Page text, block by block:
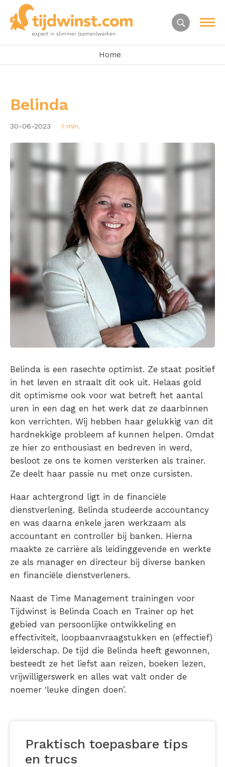
Home
Belinda
30-06-2023 1 min.
Belinda is een rasechte optimist. Ze staat positief
in het leven en straalt dit ook uit. Helaas gold
dit optimisme ook voor wat betreft het aantal
uren in een dag en het werk dat ze daarbinnen
kon verrichten. Wij hebben haar gelukkig van dit
hardnekkige probleem af kunnen helpen. Omdat
ze hier zo enthousiast en bedreven in werd,
besloot ze ons te komen versterken als trainer.
Ze deelt haar passie nu met onze cursisten.
Haar achtergrond ligt in de financiële
dienstverlening. Belinda studeerde accountancy
en was daarna enkele jaren werkzaam als
accountant en controller bij banken. Hierna
maakte ze carrière als leidinggevende en werkte
ze als manager en directeur bij diverse banken
en financiële dienstverleners.
Naast de Time Management trainingen voor
Tijdwinst is Belinda Coach en Trainer op het
gebied van persoonlijke ontwikkeling en
effectiviteit, loopbaanvraagstukken en (effectief)
leiderschap. De tijd die Belinda heeft gewonnen,
besteedt ze het liefst aan reizen, boeken lezen,
vrijwilligerswerk en alles wat valt onder de
noemer ‘leuke dingen doen’.
Praktisch toepasbare tips
en trucs